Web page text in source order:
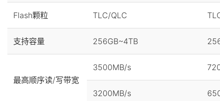
Flash颗粒 TLC/QLC
支持容量 256GB~4TB
最高顺序读/写带宽
3500MB/s
3200MB/s